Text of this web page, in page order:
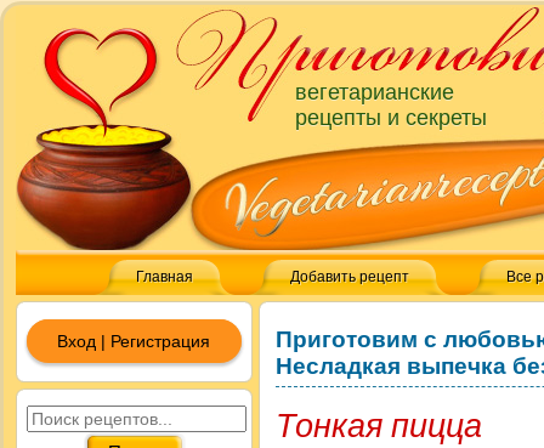
вегетарианские
рецепты и секреты
Главная Добавить рецепт Все
Приготовим с
Несладкая выпечка
Тонкая пицца
Вход | Регистрация